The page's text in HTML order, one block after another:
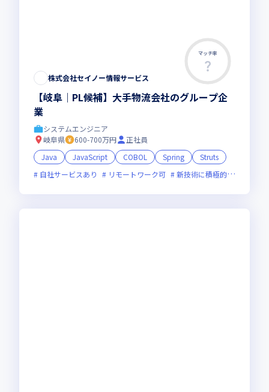
マッチ率
株式会社セイノー情報サービス
【岐阜｜PL候補】大手物流会社のグループ企
業
システムエンジニア
岐阜県
600-700万円
正社員
Java
JavaScript COBOL Spring
Struts
自社サービスあり
リモートワーク可 新技術に積極的